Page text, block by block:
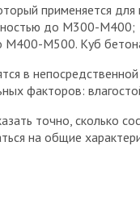
применяется
до М300-М400;
М500. Куб
в
факторов:
точно, сколько
на общие